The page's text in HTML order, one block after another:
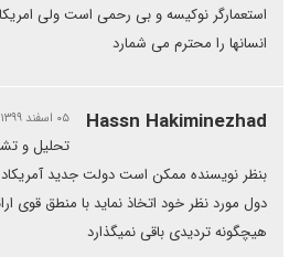
استعمارگر نوکیسه و بی رحمی است ولی
انسانها را محترم می شمارد
Hassn Hakiminezhad ۰۵ اسفند ۱۳۹۹ | ۱۶:۴۳
تحلیل و
بنظر نویسنده ممکن است دولت جدید آمریکاد
دول مورد نظر خود اتخاذ نماید با منطق قوی
هیچگونه تردیدی باقی نمیگذارد